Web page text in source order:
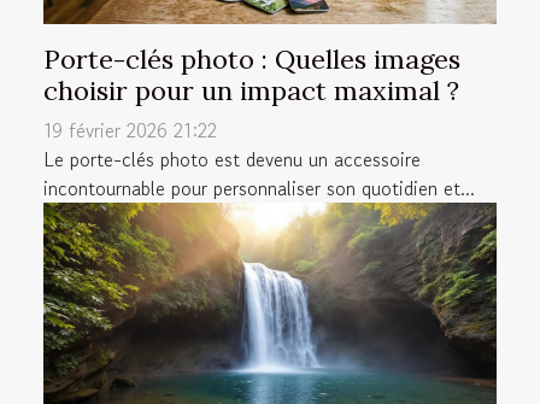
Porte-clés photo : Quelles images
choisir pour un impact maximal ?
19 février 2026 21:22
Le porte-clés photo est devenu un accessoire
incontournable pour personnaliser son quotidien et...